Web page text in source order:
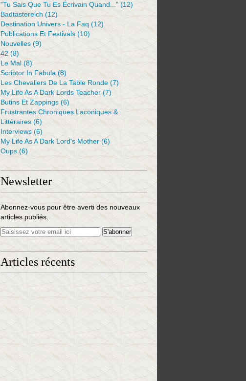
"tu Sais Que Tu Es Écrivain Quand..." (12)
Badtastereich (12)
Destination Univers - La Faq (12)
Publications Et Festivals (10)
Nouvelles (9)
42 (8)
Le Mal (8)
Scriptor In Fabula (8)
Les Chevaliers De La Table Ronde (7)
My Life As A Dark Lords Teacher (7)
Butins Et Zappings (6)
Frustrantes Chroniques Laconiques &
Littéraires (6)
Interviews (6)
My Life As A Dark Lord's Mother (6)
Oups (6)
Newsletter
Abonnez-vous pour être averti des nouveaux
articles publiés.
Articles récents